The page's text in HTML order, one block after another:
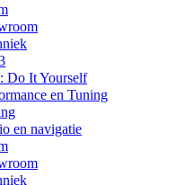
It Yourself
en Tuning
en navigatie